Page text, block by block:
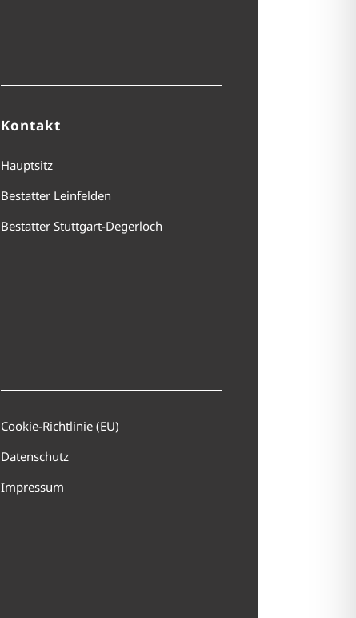
Kontakt
Hauptsitz
Bestatter Leinfelden
Bestatter Stuttgart-Degerloch
Cookie-Richtlinie (EU)
Datenschutz
Impressum